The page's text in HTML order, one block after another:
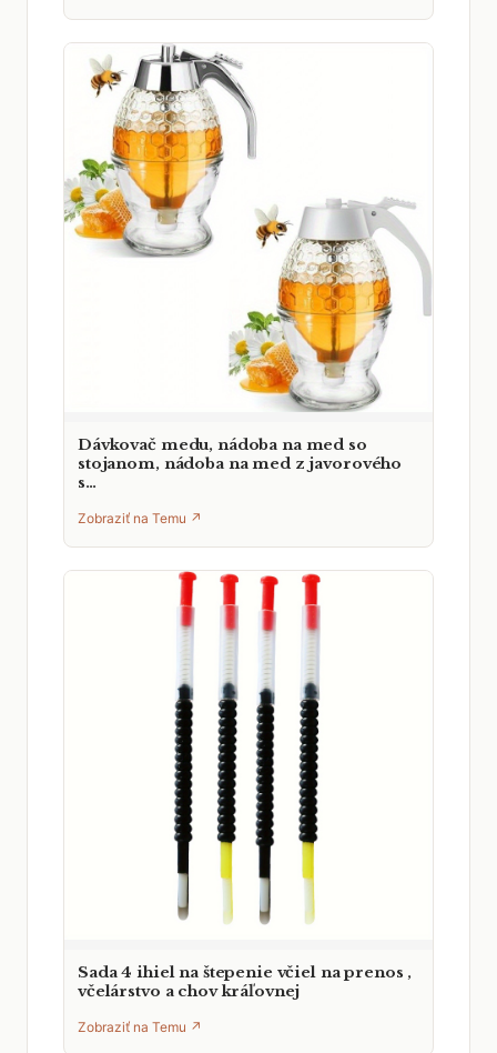
Dávkovač medu, nádoba na med so
stojanom, nádoba na med z javorového
s…
Zobraziť na Temu ↗
Sada 4 ihiel na štepenie včiel na prenos ,
včelárstvo a chov kráľovnej
Zobraziť na Temu ↗